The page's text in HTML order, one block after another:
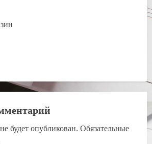
будет опубликован. Обязательные